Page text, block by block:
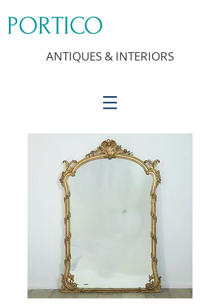
PORTICO
ANTIQUES & INTERIORS